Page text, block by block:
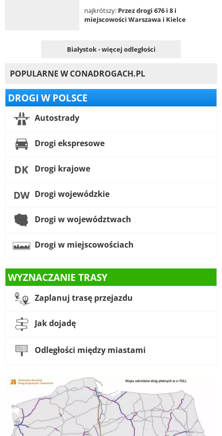
najkrótszy: Przez drogi 676 i 8 i
miejscowości Warszawa i Kielce
Białystok - więcej odległości
POPULARNE W CONADROGACH.PL
DROGI W POLSCE
Autostrady
Drogi ekspresowe
Drogi krajowe
Drogi wojewódzkie
Drogi w województwach
Drogi w miejscowościach
WYZNACZANIE TRASY
Zaplanuj trasę przejazdu
Jak dojadę
Odległości między miastami